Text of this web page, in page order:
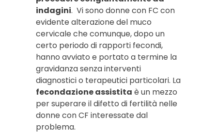
indagini. Vi sono donne con FC con
evidente alterazione del muco
cervicale che comunque, dopo un
certo periodo di rapporti fecondi,
hanno avviato e portato a termine la
gravidanza senza interventi
diagnostici o terapeutici particolari. La
fecondazione assistita è un mezzo
per superare il difetto di fertilità nelle
donne con CF interessate dal
problema.